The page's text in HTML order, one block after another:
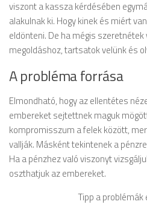
viszont a kassza kérdésében
alakulnak ki. Hogy kinek és miért
eldönteni. De ha mégis
megoldáshoz, tartsatok velünk és
A probléma forrása
Elmondható, hogy az ellentétes
embereket sejtettnek maguk
kompromisszum a felek között,
vallják. Másként tekintenek a
Ha a pénzhez való viszonyt
oszthatjuk az embereket.
Tipp a problémák